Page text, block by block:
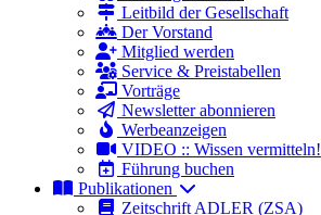
Leitbild der Gesellschaft
Der Vorstand
Mitglied werden
Service & Preistabellen
Vorträge
Newsletter abonnieren
Werbeanzeigen
VIDEO :: Wissen vermitteln!
Führung buchen
Publikationen
Zeitschrift ADLER (ZSA)